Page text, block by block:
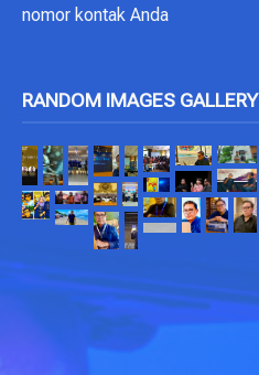
nomor kontak Anda
RANDOM IMAGES GALLERY